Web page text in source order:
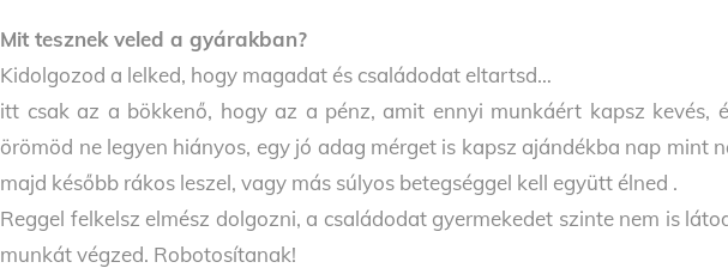
Mit tesznek veled a gyárakban?
Kidolgozod a lelked, hogy magadat és családodat eltartsd…
itt csak az a bökkenő, hogy az a pénz, amit ennyi munkáért kapsz kevés,
örömöd ne legyen hiányos, egy jó adag mérget is kapsz ajándékba nap mint
majd később rákos leszel, vagy más súlyos betegséggel kell együtt élned .
Reggel felkelsz elmész dolgozni, a családodat gyermekedet szinte nem is
munkát végzed. Robotosítanak!